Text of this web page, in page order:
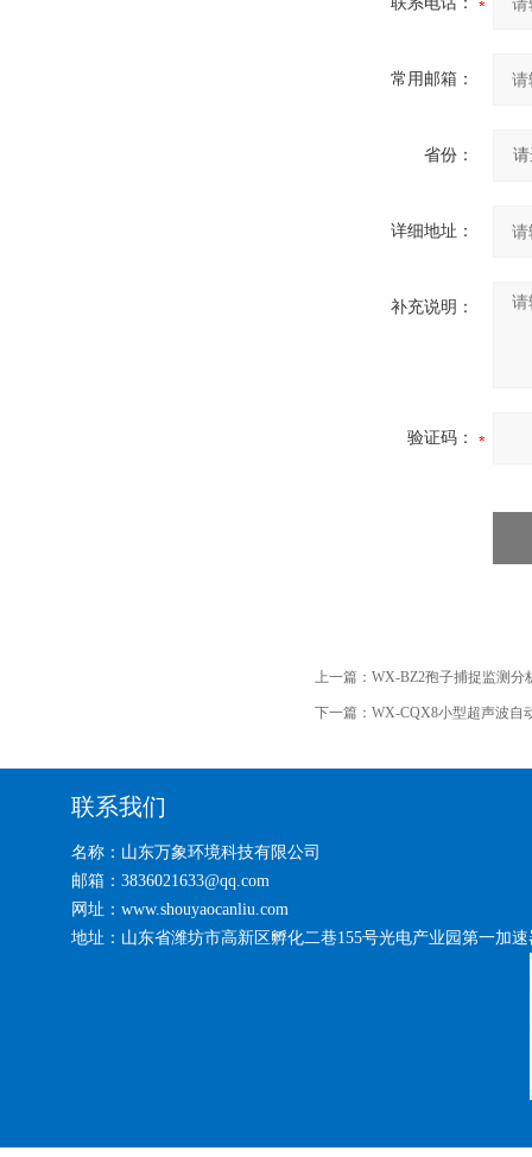
常用邮箱：
省份：
详细地址：
补充说明：
验证码：
上一篇： WX-BZ2孢子捕捉监测分
下一篇： WX-CQX8小型超声波自
联系我们
名称：山东万象环境科技有限公司
邮箱：3836021633@qq.com
网址：www.shouyaocanliu.com
地址：山东省潍坊市高新区孵化二巷155号光电产业园第一加